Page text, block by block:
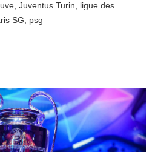
Juventus Turin
ligue des
SG psg